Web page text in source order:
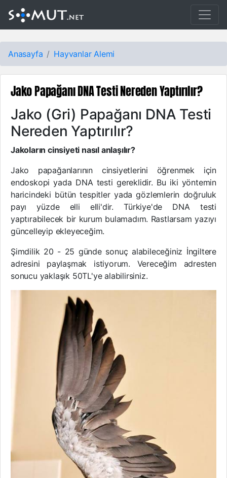
Anasayfa Hayvanlar Alemi
Jako Papağanı DNA Testi Nereden Yaptırılır?
Jako (Gri) Papağanı DNA Testi
Nereden Yaptırılır?
Jakoların cinsiyeti nasıl anlaşılır?
Jako papağanlarının cinsiyetlerini öğrenmek için
endoskopi yada DNA testi gereklidir. Bu iki yöntemin
haricindeki bütün tespitler yada gözlemlerin doğruluk
payı yüzde elli elli'dir. Türkiye'de DNA testi
yaptırabilecek bir kurum bulamadım. Rastlarsam yazıyı
güncelleyip ekleyeceğim.
Şimdilik 20 - 25 günde sonuç alabileceğiniz İngiltere
adresini paylaşmak istiyorum. Vereceğim adresten
sonucu yaklaşık 50TL'ye alabilirsiniz.